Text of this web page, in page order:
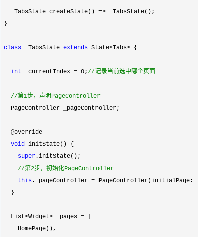
  _TabsState createState()
=> _TabsState();
}
class _TabsState extends State<Tabs> {
int _currentIndex = 0;//记录当前选中哪个页面
//第1步，声明PageController
  PageController _pageController;
  @override
void initState() {
super .initState();
//第2步，初始化PageController
this ._pageController = PageController(initialPage:
  }
  List
<Widget> _pages =
    HomePage(),